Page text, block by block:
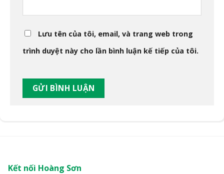
Lưu tên của tôi, email, và trang web trong
trình duyệt này cho lần bình luận kế tiếp của tôi.
Kết nối Hoàng Sơn